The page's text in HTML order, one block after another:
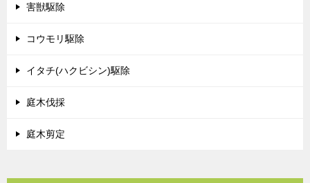
害獣駆除
コウモリ駆除
イタチ(ハクビシン)駆除
庭木伐採
庭木剪定